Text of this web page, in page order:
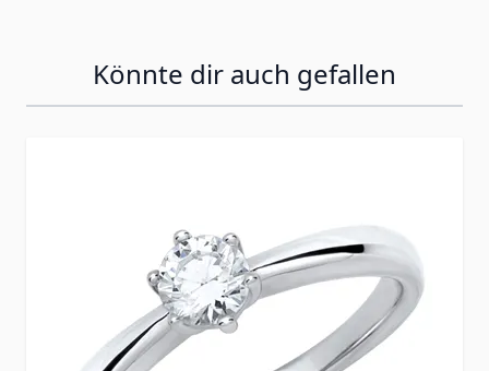
Könnte dir auch gefallen